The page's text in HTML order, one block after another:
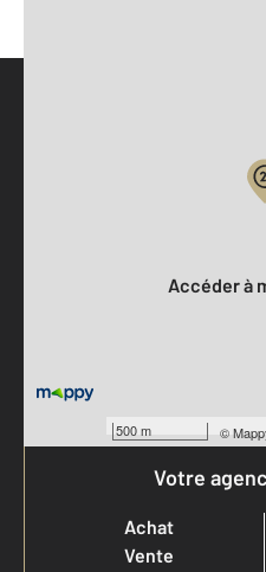
500 m ©
Accéder à
Votre
Achat
Vente